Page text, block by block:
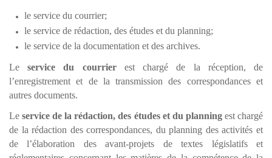
le service du courrier;
le service de rédaction, des études et du planning;
le service de la documentation et des archives.
Leservice du courrierest chargé de la réception, de
l’enregistrement et de la transmission des correspondances et
autres documents.
Leservice de la rédaction, des études et du planningest chargé
de la rédaction des correspondances, du planning des activités et
de l’élaboration des avant-projets de textes législatifs et